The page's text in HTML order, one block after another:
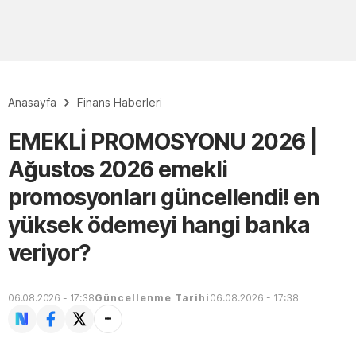
Anasayfa Finans Haberleri
EMEKLİ PROMOSYONU 2026 |
Ağustos 2026 emekli
promosyonları güncellendi! en
yüksek ödemeyi hangi banka
veriyor?
06.08.2026 - 17:38Güncellenme Tarihi 06.08.2026 - 17:38